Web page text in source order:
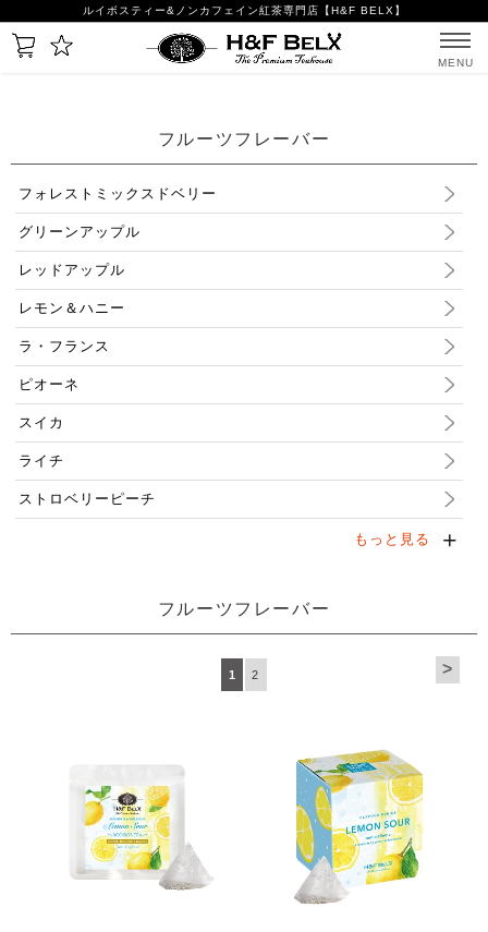
ルイボスティー&ノンカフェイン紅茶専門店【H&F BELX】
MENU
フルーツフレーバー
フォレストミックスドベリー
グリーンアップル
レッドアップル
レモン＆ハニー
ラ・フランス
ピオーネ
スイカ
ライチ
ストロベリーピーチ
もっと見る
フルーツフレーバー
>
1 2